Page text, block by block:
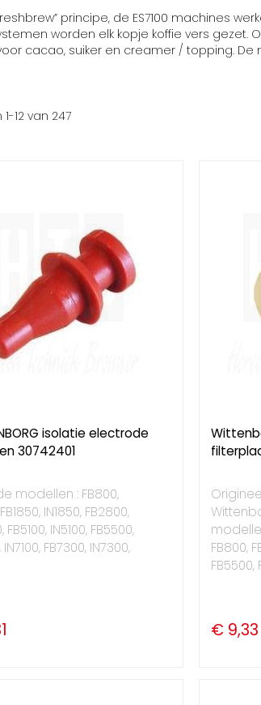
principe, de ES7100 machines
worden elk kopje koffie vers gezet.
cacao, suiker en creamer / topping.
1-12 van 247
isolatie electrode
30742401
modellen : FB800,
IN1850, FB2800,
FB5100, IN5100, FB5500,
IN7100, FB7300, IN7300,
FB800,
FB5500,
€ 9,33